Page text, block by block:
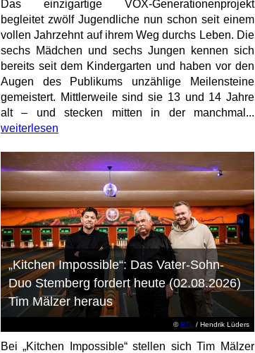
Das einzigartige VOX-Generationenprojekt
begleitet zwölf Jugendliche nun schon seit einem
vollen Jahrzehnt auf ihrem Weg durchs Leben. Die
sechs Mädchen und sechs Jungen kennen sich
bereits seit dem Kindergarten und haben vor den
Augen des Publikums unzählige Meilensteine
gemeistert. Mittlerweile sind sie 13 und 14 Jahre
alt – und stecken mitten in der manchmal...
weiterlesen
©RTL / Hendrik Lüders
„Kitchen Impossible“: Das Vater-Sohn-
Duo Stemberg fordert heute (02.08.2026)
Tim Mälzer heraus
Bei „Kitchen Impossible“ stellen sich Tim Mälzer